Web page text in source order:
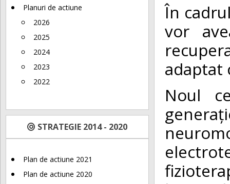
Planuri de actiune
2026
2025
2024
2023
2022
STRATEGIE 2014 - 2020
Plan de actiune 2021
Plan de actiune 2020
În
vor
adaptat
Noul